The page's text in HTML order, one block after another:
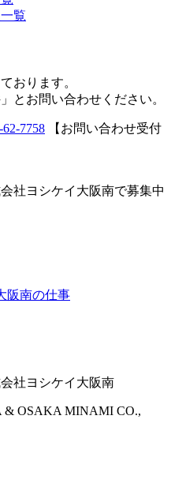
おります。
とお問い合わせください。
62-7758
【お問い合わせ受付
阪南の仕事
& OSAKA MINAMI CO.,